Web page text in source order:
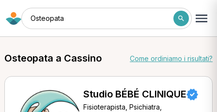
Osteopata
Osteopata a Cassino Come ordiniamo i risultati?
Studio BÉBÉ CLINIQUE
Fisioterapista, Psichiatra,